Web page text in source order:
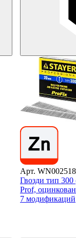
Арт.
Гвозди тип
Prof,
7 модификаций